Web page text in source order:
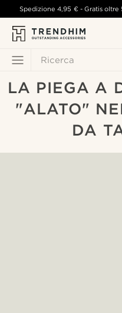
Ricerca
Spedizione4,95 €- Gratis oltre
LA PIEGA A
"ALATO"
DA